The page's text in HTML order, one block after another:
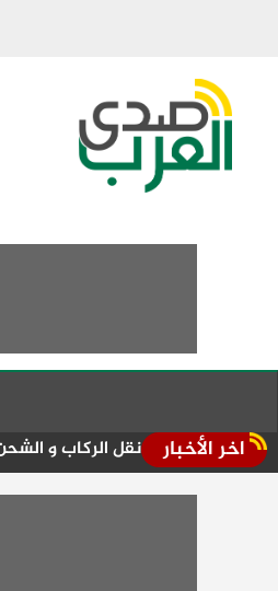
اخر الأخبار
نقل الركاب و الشحن الجوي